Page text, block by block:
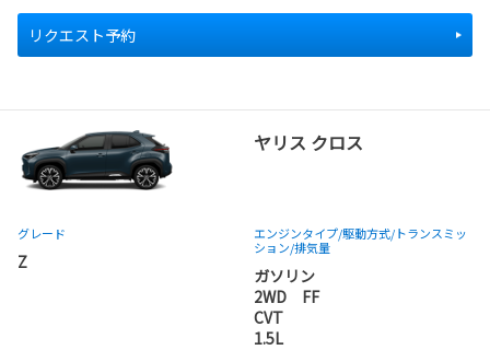
リクエスト予約
ヤリス クロス
グレード
Z
エンジンタイプ/駆動方式/トランスミッ
ション/排気量
ガソリン
2WD FF
CVT
1.5L